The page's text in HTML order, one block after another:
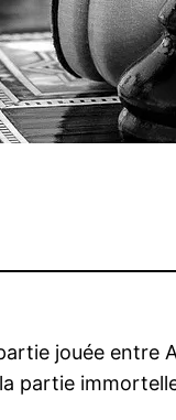
jouée entre
partie